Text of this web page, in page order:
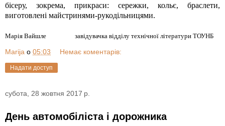
бісеру, зокрема, прикраси: сережки, кольє, браслети,
виготовлені майстринями-рукодільницями.
Марія Вайшле завідувачка відділу технічної літератури ТОУНБ
Marija о 05:03 Немає коментарів:
Надати доступ
субота, 28 жовтня 2017 р.
День автомобіліста і дорожника